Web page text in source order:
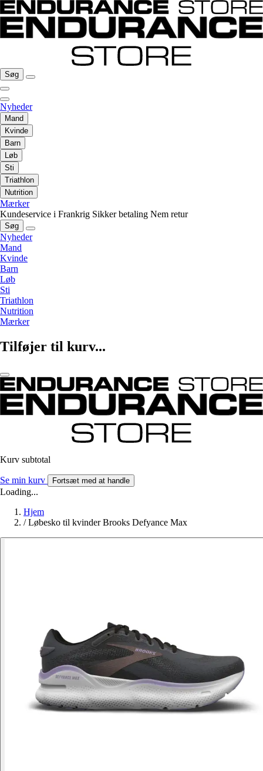
Søg
Nyheder
Mand
Kvinde
Barn
Løb
Sti
Triathlon
Nutrition
Mærker
Kundeservice i Frankrig Sikker betaling Nem retur
Søg
Nyheder
Mand
Kvinde
Barn
Løb
Sti
Triathlon
Nutrition
Mærker
Tilføjer til kurv...
Kurv subtotal
Se min kurv Fortsæt med at handle
Loading...
Hjem
/ Løbesko til kvinder Brooks Defyance Max